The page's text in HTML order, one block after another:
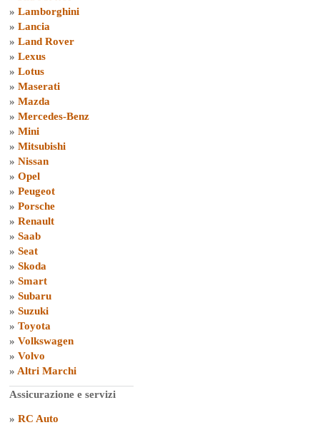
» Lamborghini
» Lancia
» Land Rover
» Lexus
» Lotus
» Maserati
» Mazda
» Mercedes-Benz
» Mini
» Mitsubishi
» Nissan
» Opel
» Peugeot
» Porsche
» Renault
» Saab
» Seat
» Skoda
» Smart
» Subaru
» Suzuki
» Toyota
» Volkswagen
» Volvo
» Altri Marchi
Assicurazione e servizi
» RC Auto